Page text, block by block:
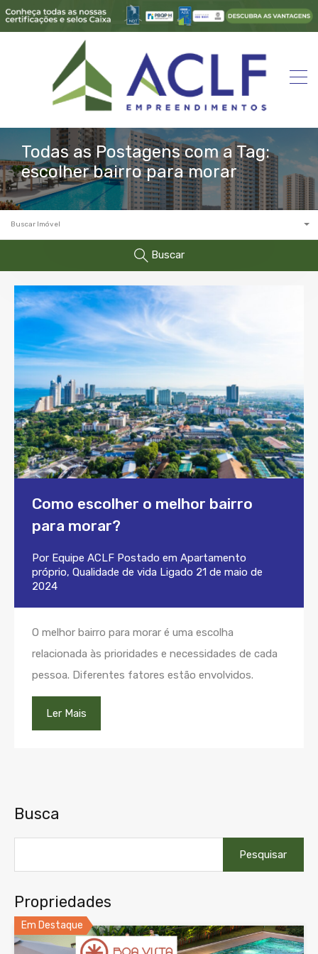
Todas as Postagens com a Tag:
escolher bairro para morar
Buscar Imóvel
Buscar
Como escolher o melhor bairro
para morar?
Por Equipe ACLF Postado em Apartamento
próprio, Qualidade de vida Ligado 21 de maio de
2024
O melhor bairro para morar é uma escolha
relacionada às prioridades e necessidades de cada
pessoa. Diferentes fatores estão envolvidos.
Ler Mais
Busca
por:
Propriedades
Em Destaque